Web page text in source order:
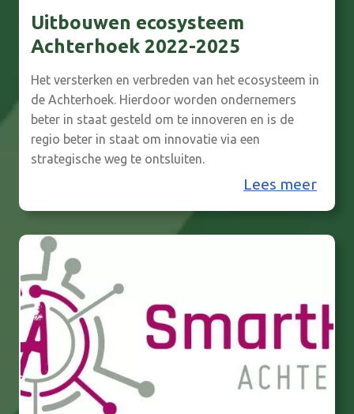
Uitbouwen ecosysteem
Achterhoek 2022-2025
Het versterken en verbreden van het ecosysteem in
de Achterhoek. Hierdoor worden ondernemers
beter in staat gesteld om te innoveren en is de
regio beter in staat om innovatie via een
strategische weg te ontsluiten.
Lees meerU
i
t
u
w
e
n